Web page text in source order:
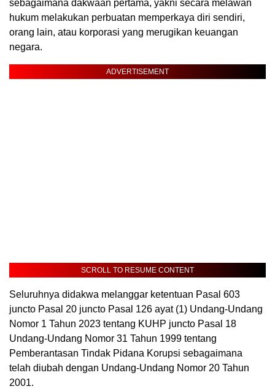
sebagaimana dakwaan pertama, yakni secara melawan
hukum melakukan perbuatan memperkaya diri sendiri,
orang lain, atau korporasi yang merugikan keuangan
negara.
ADVERTISEMENT
SCROLL TO RESUME CONTENT
Seluruhnya didakwa melanggar ketentuan Pasal 603
juncto Pasal 20 juncto Pasal 126 ayat (1) Undang-Undang
Nomor 1 Tahun 2023 tentang KUHP juncto Pasal 18
Undang-Undang Nomor 31 Tahun 1999 tentang
Pemberantasan Tindak Pidana Korupsi sebagaimana
telah diubah dengan Undang-Undang Nomor 20 Tahun
2001.